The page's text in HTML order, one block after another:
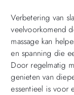
Verbetering van
veelvoorkomend
massage kan
en spanning die
Door regelmatig
genieten van
essentieel is voor